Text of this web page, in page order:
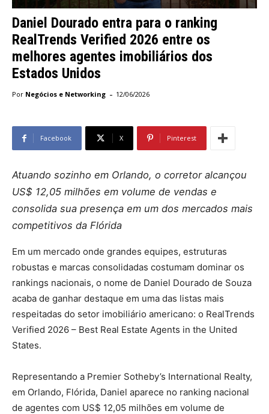
Daniel Dourado entra para o ranking
RealTrends Verified 2026 entre os
melhores agentes imobiliários dos
Estados Unidos
Por Negócios e Networking - 12/06/2026
Facebook X Pinterest
Atuando sozinho em Orlando, o corretor alcançou
US$ 12,05 milhões em volume de vendas e
consolida sua presença em um dos mercados mais
competitivos da Flórida
Em um mercado onde grandes equipes, estruturas
robustas e marcas consolidadas costumam dominar os
rankings nacionais, o nome de Daniel Dourado de Souza
acaba de ganhar destaque em uma das listas mais
respeitadas do setor imobiliário americano: o RealTrends
Verified 2026 – Best Real Estate Agents in the United
States.
Representando a Premier Sotheby’s International Realty,
em Orlando, Flórida, Daniel aparece no ranking nacional
de agentes com US$ 12,05 milhões em volume de